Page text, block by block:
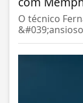
O técnico